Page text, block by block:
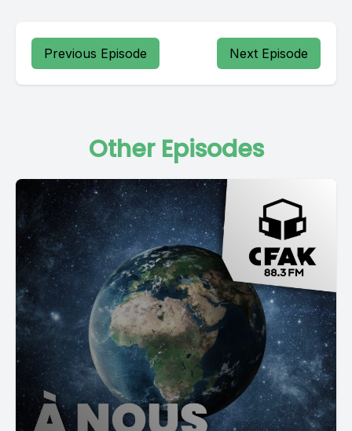
Previous Episode Next Episode
Other Episodes